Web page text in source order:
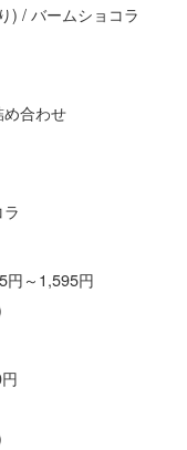
) / バームショコラ
合わせ
円～1,595円